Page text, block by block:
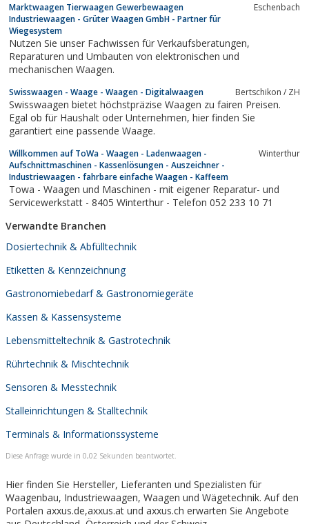
Marktwaagen Tierwaagen Gewerbewaagen
Industriewaagen - Grüter Waagen GmbH - Partner für
Wiegesystem
Eschenbach
Nutzen Sie unser Fachwissen für Verkaufsberatungen,
Reparaturen und Umbauten von elektronischen und
mechanischen Waagen.
Swisswaagen - Waage - Waagen - Digitalwaagen Bertschikon / ZH
Swisswaagen bietet höchstpräzise Waagen zu fairen Preisen.
Egal ob für Haushalt oder Unternehmen, hier finden Sie
garantiert eine passende Waage.
Willkommen auf ToWa - Waagen - Ladenwaagen -
Aufschnittmaschinen - Kassenlösungen - Auszeichner -
Industriewaagen - fahrbare einfache Waagen - Kaffeem
Winterthur
Towa - Waagen und Maschinen - mit eigener Reparatur- und
Servicewerkstatt - 8405 Winterthur - Telefon 052 233 10 71
Verwandte Branchen
Dosiertechnik & Abfülltechnik
Etiketten & Kennzeichnung
Gastronomiebedarf & Gastronomiegeräte
Kassen & Kassensysteme
Lebensmitteltechnik & Gastrotechnik
Rührtechnik & Mischtechnik
Sensoren & Messtechnik
Stalleinrichtungen & Stalltechnik
Terminals & Informationssysteme
Diese Anfrage wurde in 0,02 Sekunden beantwortet.
Hier finden Sie Hersteller, Lieferanten und Spezialisten für
Waagenbau, Industriewaagen, Waagen und Wägetechnik. Auf den
Portalen axxus.de,axxus.at und axxus.ch erwarten Sie Angebote